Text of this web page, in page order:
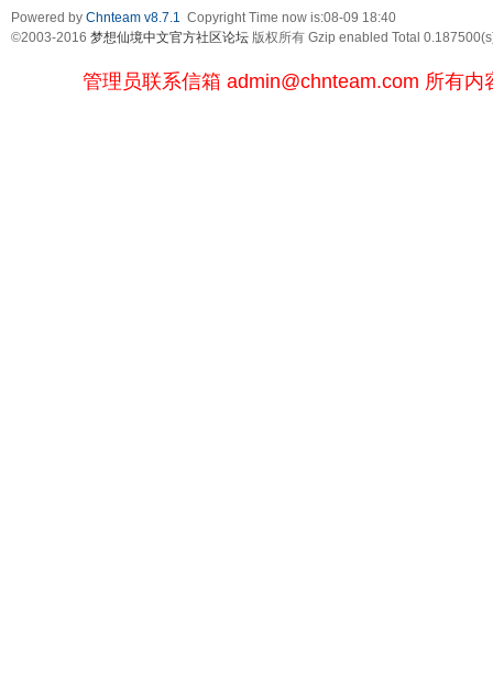
Powered by Chnteam v8.7.1 Copyright Time now is:08-09 18:40
©2003-2016 梦想仙境中文官方社区论坛 版权所有 Gzip enabled Total
管理员联系信箱 admin@chnteam.com 所有内